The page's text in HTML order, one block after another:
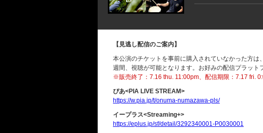
【見逃し配信のご案内】
本公演のチケットを事前に購入されていなかった方
週間、視聴が可能となります。お好みの配信プラット
※販売終了：7.16 thu. 11:00pm、配信期限：7.17 fri.
ぴあ<PIA LIVE STREAM>
https://w.pia.jp/t/onuma-numazawa-pls/
イープラス<Streaming+>
https://eplus.jp/sf/detail/3292340001-P0030001